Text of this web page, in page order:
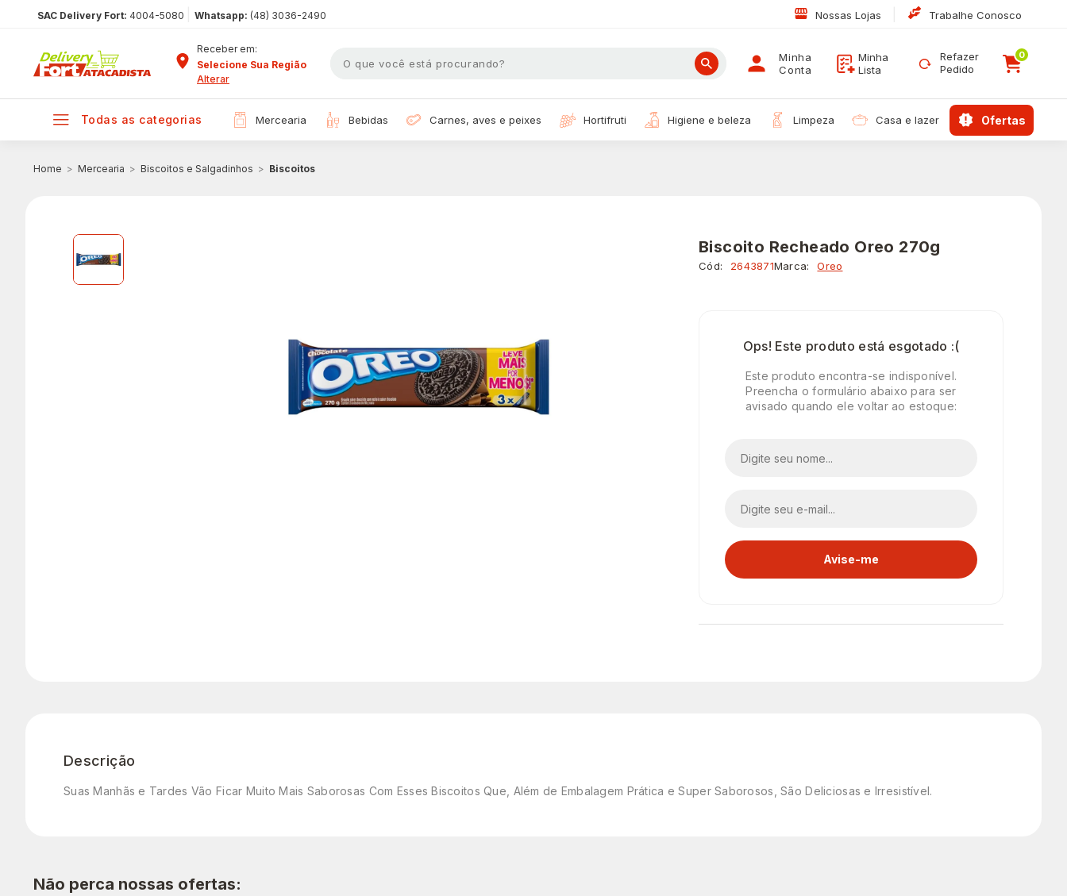
SAC Delivery Fort: 4004-5080 Whatsapp: (48) 3036-2490 Nossas Lojas Trabalhe Conosco
Receber em:
Selecione Sua Região
Alterar
Minha
Conta
Minha
Lista
Refazer
Pedido
0
todas as categorias mercearia bebidas carnes, aves e peixes hortifruti higiene e beleza limpeza casa e lazer ofertas
Mercearia Biscoitos e Salgadinhos Biscoitos
Biscoito Recheado Oreo 270g
Cód: 2643871Marca: Oreo
Ops! Este produto está esgotado :(
Este produto encontra-se indisponível.
Preencha o formulário abaixo para ser
avisado quando ele voltar ao estoque:
Descrição
Suas Manhãs e Tardes Vão Ficar Muito Mais Saborosas Com Esses Biscoitos Que, Além de Embalagem Prática e Super Saborosos, São Deliciosas e Irresistível.
Não perca nossas ofertas: